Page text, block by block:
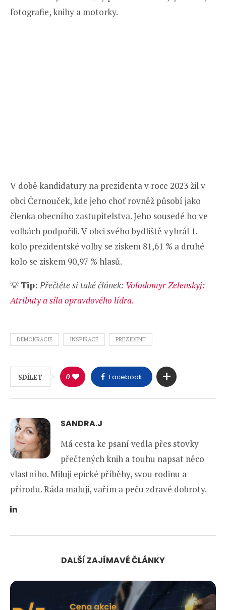
fotografie, knihy a motorky.
V době kandidatury na prezidenta v roce 2023 žil v
obci Černouček, kde jeho choť rovněž působí jako
členka obecního zastupitelstva. Jeho sousedé ho ve
volbách podpořili. V obci svého bydliště vyhrál 1.
kolo prezidentské volby se ziskem 81,61 % a druhé
kolo se ziskem 90,97 % hlasů.
💡 Tip:Přečtěte si také článek: Volodomyr Zelenskyj:
Atributy a síla opravdového lídra.
DEMOKRACIE INSPIRACE PREZIDENT
SDÍLET 0 Facebook
SANDRA.J
Má cesta ke psaní vedla přes stovky
přečtených knih a touhu napsat něco
vlastního. Miluji epické příběhy, svou rodinu a
přírodu. Ráda maluji, vařím a peču zdravé dobroty.
DALŠÍ ZAJÍMAVÉ ČLÁNKY